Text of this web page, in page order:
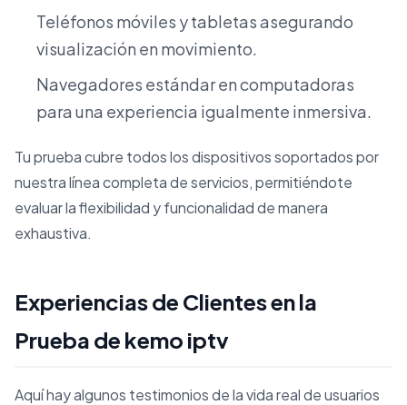
Teléfonos móviles y tabletas asegurando
visualización en movimiento.
Navegadores estándar en computadoras
para una experiencia igualmente inmersiva.
Tu prueba cubre todos los dispositivos soportados por
nuestra línea completa de servicios, permitiéndote
evaluar la flexibilidad y funcionalidad de manera
exhaustiva.
Experiencias de Clientes en la
Prueba de kemo iptv
Aquí hay algunos testimonios de la vida real de usuarios